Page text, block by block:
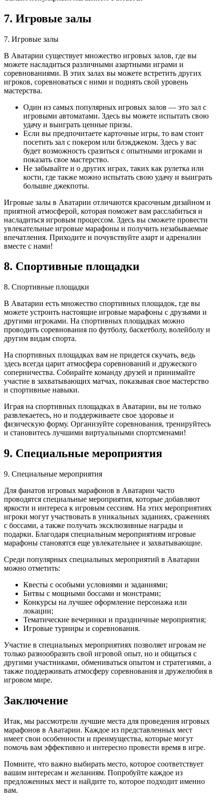
7. Игровые залы
7. Игровые залы
В Аватарии существует множество игровых залов, где вы
можете насладиться различными азартными играми и
соревнованиями. В этих залах вы можете встретить других
игроков, соревноваться с ними и поднять свой уровень
мастерства.
Один из самых популярных игровых залов — это зал с
игровыми автоматами. Здесь вы можете испытать свою
удачу и выиграть ценные призы.
Если вы предпочитаете карточные игры, то вам стоит
посетить зал с покером или блэкджеком. Здесь у вас
будет возможность сразиться с опытными игроками и
показать свое мастерство.
Не забывайте и о других играх, таких как рулетка или
кости, где также можно испытать свою удачу и выиграть
большие джекпоты.
Игровые залы в Аватарии отличаются красочным дизайном и
приятной атмосферой, которая поможет вам расслабиться и
насладиться игровым процессом. Здесь вы сможете провести
увлекательные игровые марафоны и получить незабываемые
впечатления. Приходите и почувствуйте азарт и адреналин
вместе с нами!
8. Спортивные площадки
8. Спортивные площадки
В Аватарии есть множество спортивных площадок, где вы
можете устроить настоящие игровые марафоны с друзьями и
другими игроками. На спортивных площадках можно
проводить соревнования по футболу, баскетболу, волейболу и
другим видам спорта.
На спортивных площадках вам не придется скучать, ведь
здесь всегда царит атмосфера соревнований и дружеского
соперничества. Собирайте команду друзей и принимайте
участие в захватывающих матчах, показывая свое мастерство
и спортивные навыки.
Играя на спортивных площадках в Аватарии, вы не только
развлекаетесь, но и поддерживаете свое здоровье и
физическую форму. Организуйте соревнования, тренируйтесь
и становитесь лучшими виртуальными спортсменами!
9. Специальные мероприятия
9. Специальные мероприятия
Для фанатов игровых марафонов в Аватарии часто
проводятся специальные мероприятия, которые добавляют
яркости и интереса к игровым сессиям. На этих мероприятиях
игроки могут участвовать в уникальных заданиях, сражениях
с боссами, а также получать эксклюзивные награды и
подарки. Благодаря специальным мероприятиям игровые
марафоны становятся еще увлекательнее и захватывающие.
Среди популярных специальных мероприятий в Аватарии
можно отметить:
Квесты с особыми условиями и заданиями;
Битвы с мощными боссами и монстрами;
Конкурсы на лучшее оформление персонажа или
локации;
Тематические вечеринки и праздничные мероприятия;
Игровые турниры и соревнования.
Участие в специальных мероприятиях позволяет игрокам не
только разнообразить свой игровой опыт, но и общаться с
другими участниками, обмениваться опытом и стратегиями, а
также поддерживать атмосферу соревнования и дружелюбия в
игровом мире.
Заключение
Итак, мы рассмотрели лучшие места для проведения игровых
марафонов в Аватарии. Каждое из представленных мест
имеет свои особенности и преимущества, которые могут
помочь вам эффективно и интересно провести время в игре.
Помните, что важно выбирать место, которое соответствует
вашим интересам и желаниям. Попробуйте каждое из
предложенных мест и найдите то, которое подходит именно
вам.